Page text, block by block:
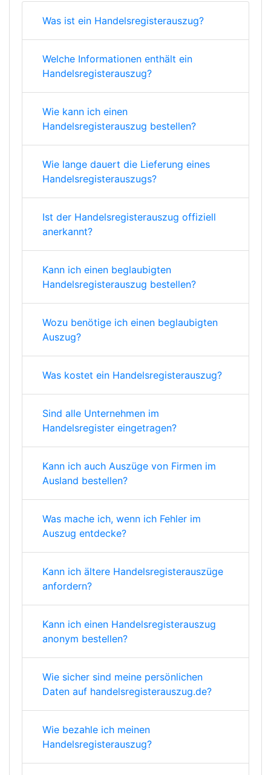
Was ist ein Handelsregisterauszug?
Welche Informationen enthält ein
Handelsregisterauszug?
Wie kann ich einen
Handelsregisterauszug bestellen?
Wie lange dauert die Lieferung eines
Handelsregisterauszugs?
Ist der Handelsregisterauszug offiziell
anerkannt?
Kann ich einen beglaubigten
Handelsregisterauszug bestellen?
Wozu benötige ich einen beglaubigten
Auszug?
Was kostet ein Handelsregisterauszug?
Sind alle Unternehmen im
Handelsregister eingetragen?
Kann ich auch Auszüge von Firmen im
Ausland bestellen?
Was mache ich, wenn ich Fehler im
Auszug entdecke?
Kann ich ältere Handelsregisterauszüge
anfordern?
Kann ich einen Handelsregisterauszug
anonym bestellen?
Wie sicher sind meine persönlichen
Daten auf handelsregisterauszug.de?
Wie bezahle ich meinen
Handelsregisterauszug?